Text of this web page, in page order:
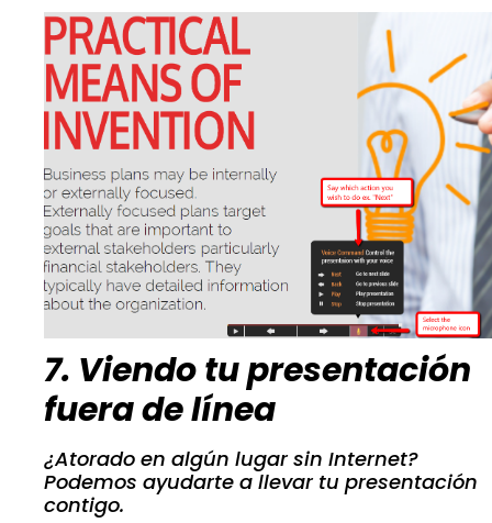
7. Viendo tu presentación
fuera de línea
¿Atorado en algún lugar sin Internet?
Podemos ayudarte a llevar tu presentación
contigo.